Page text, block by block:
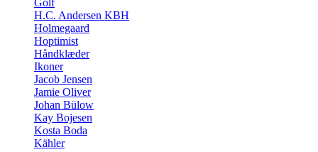
Golf
H.C. Andersen KBH
Holmegaard
Hoptimist
Håndklæder
Ikoner
Jacob Jensen
Jamie Oliver
Johan Bülow
Kay Bojesen
Kosta Boda
Kähler